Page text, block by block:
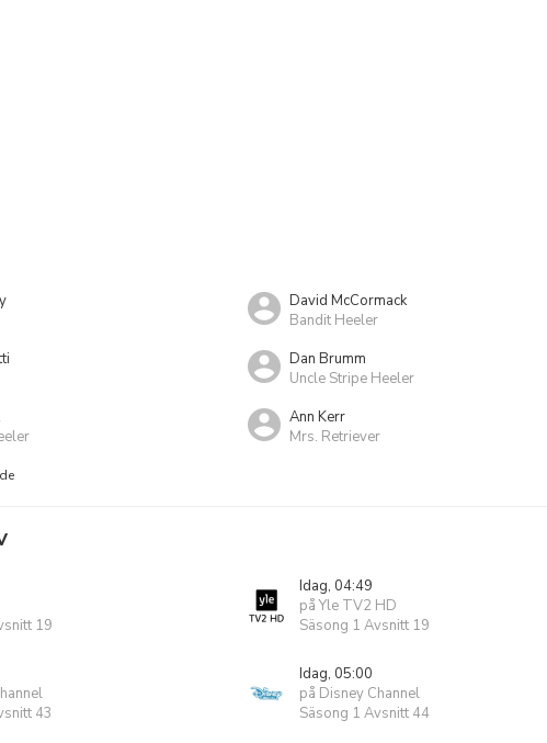
David McCormack
Bandit Heeler
Dan Brumm
Uncle Stripe Heeler
Ann Kerr
Mrs. Retriever
19
Idag, 04:49
på Yle TV2 HD
Säsong 1 Avsnitt 19
43
Idag, 05:00
på Disney Channel
Säsong 1 Avsnitt 44